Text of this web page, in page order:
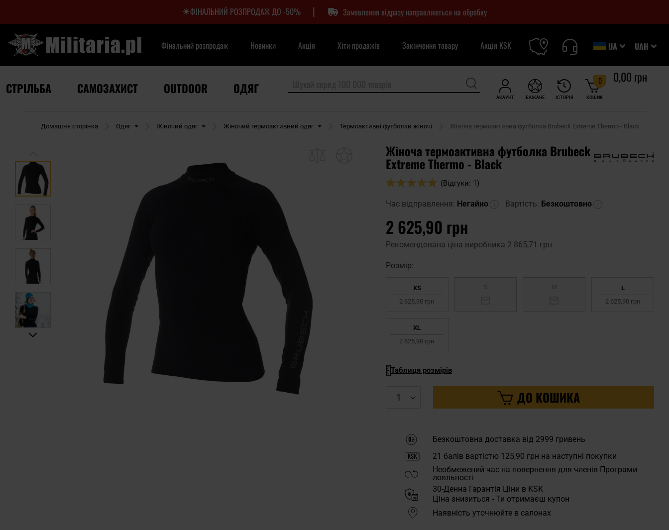
ФІНАЛЬНИЙ РОЗПРОДАЖ ДО -50% | Замовлення відразу направляються на обробку
UAH
UA
Фінальний розпродаж Новинки Акція Хіти продажів Закінчення товару Акція KSK
АКАУНТ ІСТОРІЯ
БАЖАНЕ КОШИК
0 0,00 грн
СТРІЛЬБА САМОЗАХИСТ OUTDOOR ОДЯГ
Домашня сторінка Одяг Жіночий одяг Жіночий термоактивний одяг Термоактивні футболки жіночі Жіноча термоактивна футболка Brubeck Extreme Thermo - Black
Жіноча термоактивна футболка Brubeck
Extreme Thermo - Black
Оцінка:
(Відгуки: 1)
Час відправлення: Негайно Вартість: Безкоштовно
2 625,90 грн
Рекомендована ціна виробника 2 865,71 грн
Pозмір:
XS
2 625,90 грн
L
2 625,90 грн
XL
2 625,90 грн
Таблиця розмірів
ДО КОШИКА
Безкоштовна доставка від 2999 гривень
21 балів вартістю 125,90 грн на наступні покупки
Необмежений час на повернення для членів Програми
лояльності
30-Денна Гарантія Ціни в KSK
Ціна знизиться - Ти отримаєш купон
Наявність уточнюйте в салонах